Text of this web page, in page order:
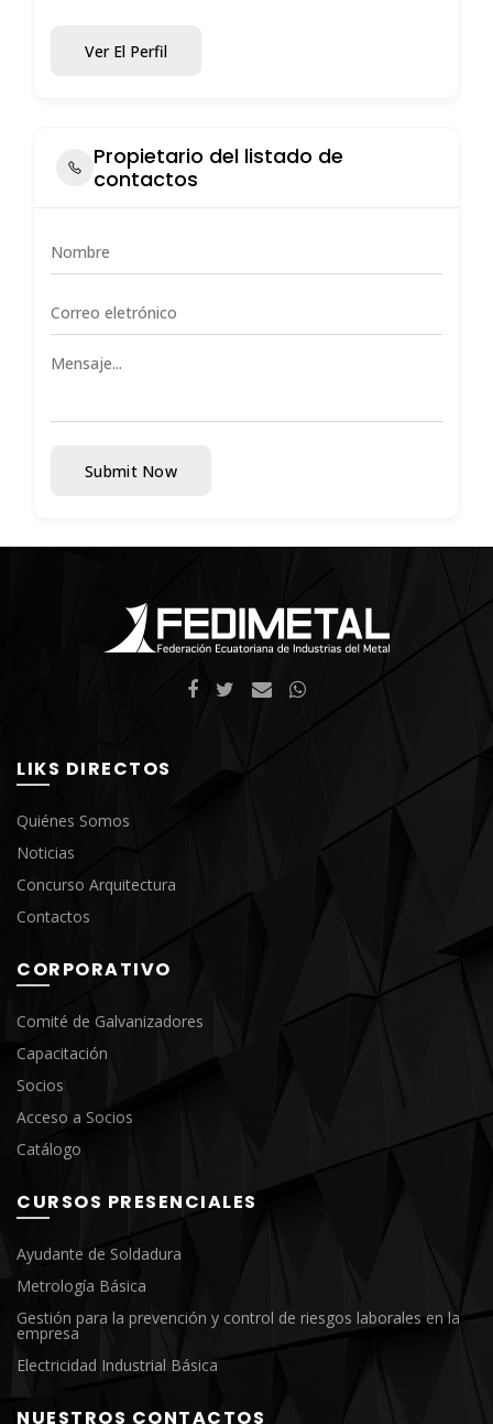
Ver El Perfil
Propietario del listado de
contactos
Submit Now
LIKS DIRECTOS
Quiénes Somos
Noticias
Concurso Arquitectura
Contactos
CORPORATIVO
Comité de Galvanizadores
Capacitación
Socios
Acceso a Socios
Catálogo
CURSOS PRESENCIALES
Ayudante de Soldadura
Metrología Básica
Gestión para la prevención y control de riesgos laborales en la
empresa
Electricidad Industrial Básica
NUESTROS CONTACTOS